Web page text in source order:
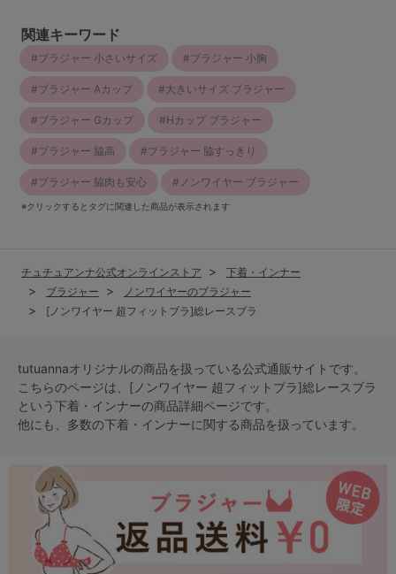
関連キーワード
ブラジャー 小さいサイズ ブラジャー 小胸
ブラジャー Aカップ 大きいサイズ ブラジャー
ブラジャー Gカップ Hカップ ブラジャー
ブラジャー 脇高 ブラジャー 脇すっきり
ブラジャー 脇肉も安心 ノンワイヤー ブラジャー
※クリックするとタグに関連した商品が表示されます
チュチュアンナ公式オンラインストア
下着・インナー
ブラジャー
ノンワイヤーのブラジャー
[ノンワイヤー 超フィットブラ]総レースブラ
tutuannaオリジナルの商品を扱っている公式通販サイトです。
こちらのページは、[ノンワイヤー 超フィットブラ]総レースブラ
という下着・インナーの商品詳細ページです。
他にも、多数の下着・インナーに関する商品を扱っています。